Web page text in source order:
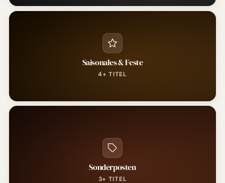
Saisonales & Feste
4+ TITEL
Sonderposten
3+ TITEL